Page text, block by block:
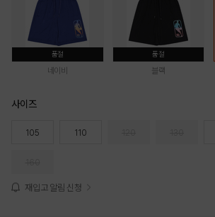
품절
네이비
품절
블랙
사이즈
105 110
재입고 알림 신청